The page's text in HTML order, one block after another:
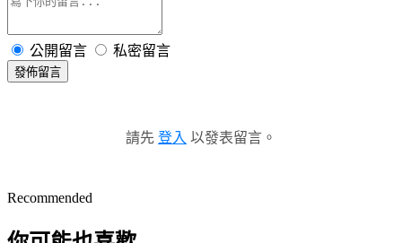
公開留言 私密留言
發佈留言
請先 登入 以發表留言。
Recommended